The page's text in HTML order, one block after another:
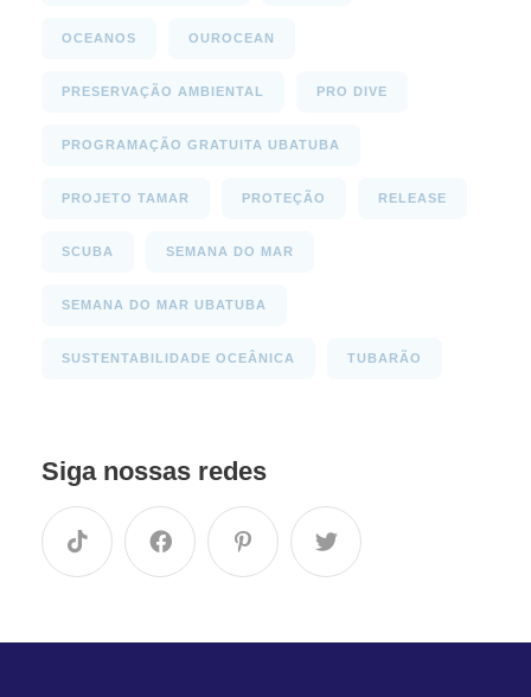
OCEANOS OUROCEAN
PRESERVAÇÃO AMBIENTAL PRO DIVE
PROGRAMAÇÃO GRATUITA UBATUBA
PROJETO TAMAR PROTEÇÃO RELEASE
SCUBA SEMANA DO MAR
SEMANA DO MAR UBATUBA
SUSTENTABILIDADE OCEÂNICA TUBARÃO
Siga nossas redes